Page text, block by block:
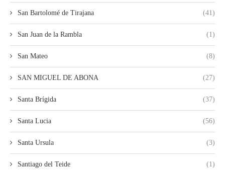
San Bartolomé de Tirajana (41)
San Juan de la Rambla (1)
San Mateo (8)
SAN MIGUEL DE ABONA (27)
Santa Brígida (37)
Santa Lucia (56)
Santa Ursula (3)
Santiago del Teide (1)